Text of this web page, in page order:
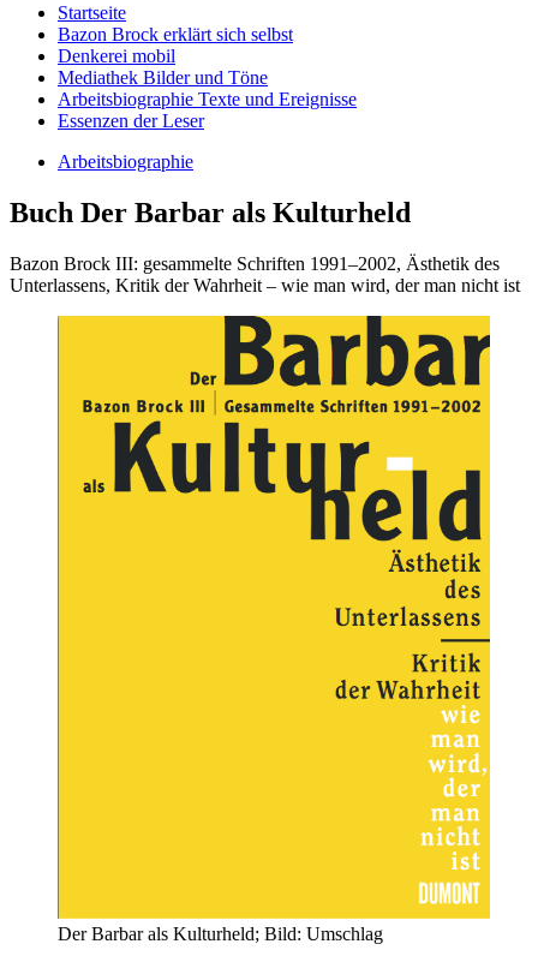
Startseite
Bazon Brock erklärt sich selbst
Denkerei mobil
Mediathek Bilder und Töne
Arbeitsbiographie Texte und Ereignisse
Essenzen der Leser
Arbeitsbiographie
Buch Der Barbar als Kulturheld
Bazon Brock III: gesammelte Schriften 1991–2002, Ästhetik des
Unterlassens, Kritik der Wahrheit – wie man wird, der man nicht ist
Der Barbar als Kulturheld; Bild: Umschlag